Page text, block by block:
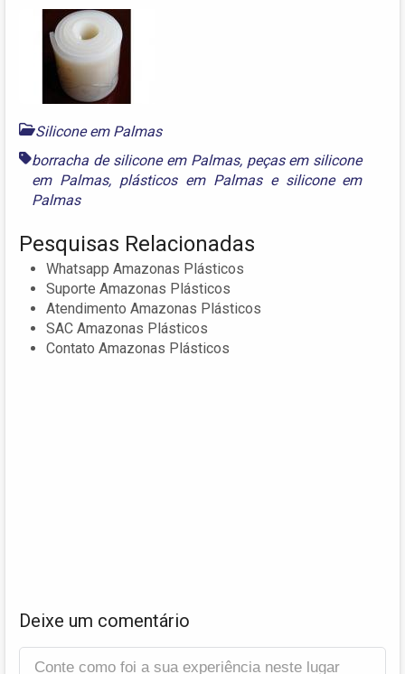
Silicone em Palmas
borracha de silicone em Palmas, peças em silicone
em Palmas, plásticos em Palmase silicone em
Palmas
Pesquisas Relacionadas
Whatsapp Amazonas Plásticos
Suporte Amazonas Plásticos
Atendimento Amazonas Plásticos
SAC Amazonas Plásticos
Contato Amazonas Plásticos
Deixe um comentário